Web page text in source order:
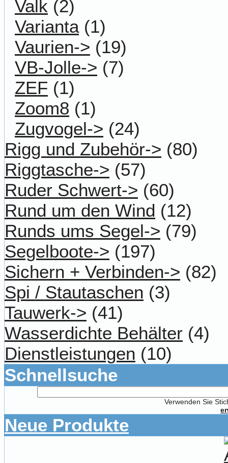
Valk (2)
Varianta(1)
Vaurien-> (19)
VB-Jolle-> (7)
ZEF (1)
Zoom8 (1)
Zugvogel-> (24)
Rigg und Zubehör-> (80)
Riggtasche-> (57)
Ruder Schwert-> (60)
Rund um den Wind (12)
Runds ums Segel-> (79)
Segelboote-> (197)
Sichern + Verbinden-> (82)
Spi / Stautaschen (3)
Tauwerk-> (41)
Wasserdichte Behälter (4)
Dienstleistungen (10)
Schnellsuche
Verwenden Sie
Neue Produkte